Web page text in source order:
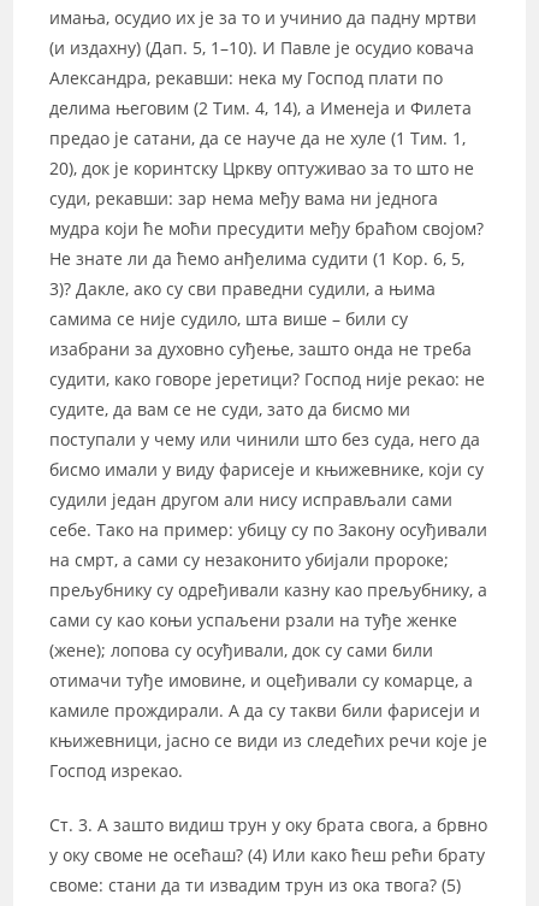
имања, осудио их је за то и учинио да падну мртви
(и издахну) (Дап. 5, 1–10). И Павле је осудио ковача
Александра, рекавши: нека му Господ плати по
делима његовим (2 Тим. 4, 14), а Именеја и Филета
предао је сатани, да се науче да не хуле (1 Тим. 1,
20), док је коринтску Цркву оптуживао за то што не
суди, рекавши: зар нема међу вама ни једнога
мудра који ће моћи пресудити међу браћом својом?
Не знате ли да ћемо анђелима судити (1 Кор. 6, 5,
3)? Дакле, ако су сви праведни судили, а њима
самима се није судило, шта више – били су
изабрани за духовно суђење, зашто онда не треба
судити, како говоре јеретици? Господ није рекао: не
судите, да вам се не суди, зато да бисмо ми
поступали у чему или чинили што без суда, него да
бисмо имали у виду фарисеје и књижевнике, који су
судили један другом али нису исправљали сами
себе. Тако на пример: убицу су по Закону осуђивали
на смрт, а сами су незаконито убијали пророке;
прељубнику су одређивали казну као прељубнику, а
сами су као коњи успаљени рзали на туђе женке
(жене); лопова су осуђивали, док су сами били
отимачи туђе имовине, и оцеђивали су комарце, а
камиле прождирали. А да су такви били фарисеји и
књижевници, јасно се види из следећих речи које је
Господ изрекао.
Ст. 3. А зашто видиш трун у оку брата свога, а брвно
у оку своме не осећаш? (4) Или како ћеш рећи брату
своме: стани да ти извадим трун из ока твога? (5)